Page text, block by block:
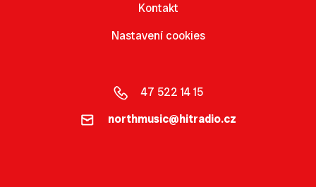
Kontakt
Nastavení cookies
47 522 14 15
northmusic@hitradio.cz